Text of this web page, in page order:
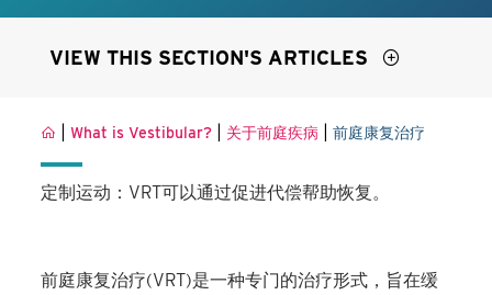
VIEW THIS SECTION'S ARTICLES
|What is Vestibular? 关于前庭疾病 |前庭康复治疗
定制运动：VRT可以通过促进代偿帮助恢复。
前庭康复治疗(VRT)是一种专门的治疗形式，旨在缓